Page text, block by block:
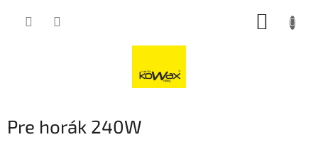
Pre horák 240W